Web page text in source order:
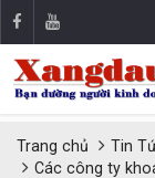
Trang chủ Tin
Các công ty